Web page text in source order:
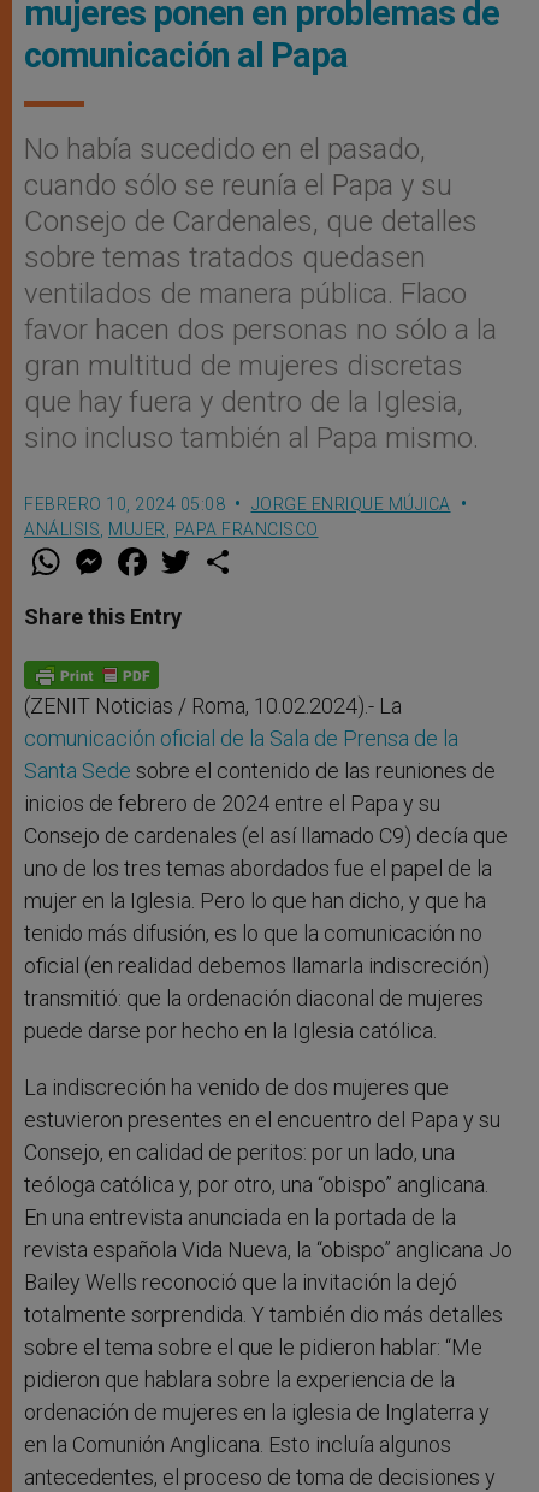
mujeres ponen en problemas de
comunicación al Papa
No había sucedido en el pasado,
cuando sólo se reunía el Papa y su
Consejo de Cardenales, que detalles
sobre temas tratados quedasen
ventilados de manera pública. Flaco
favor hacen dos personas no sólo a la
gran multitud de mujeres discretas
que hay fuera y dentro de la Iglesia,
sino incluso también al Papa mismo.
FEBRERO 10, 2024 05:08
JORGE ENRIQUE MÚJICA
ANÁLISIS
MUJER PAPA FRANCISCO
W
t
s
p
p
M
e
s
e
g
e
r
F
a
e
b
o
k
w
Share this Entry
(ZENIT Noticias / Roma, 10.02.2024).- La
comunicación oficial de la Sala de Prensa de la
Santa Sede sobre el contenido de las reuniones de
inicios de febrero de 2024 entre el Papa y su
Consejo de cardenales (el así llamado C9) decía que
uno de los tres temas abordados fue el papel de la
mujer en la Iglesia. Pero lo que han dicho, y que ha
tenido más difusión, es lo que la comunicación no
oficial (en realidad debemos llamarla indiscreción)
transmitió: que la ordenación diaconal de mujeres
puede darse por hecho en la Iglesia católica.
La indiscreción ha venido de dos mujeres que
estuvieron presentes en el encuentro del Papa y su
Consejo, en calidad de peritos: por un lado, una
teóloga católica y, por otro, una “obispo” anglicana.
En una entrevista anunciada en la portada de la
revista española Vida Nueva, la “obispo” anglicana Jo
Bailey Wells reconoció que la invitación la dejó
totalmente sorprendida. Y también dio más detalles
sobre el tema sobre el que le pidieron hablar: “Me
pidieron que hablara sobre la experiencia de la
ordenación de mujeres en la iglesia de Inglaterra y
en la Comunión Anglicana. Esto incluía algunos
antecedentes, el proceso de toma de decisiones y